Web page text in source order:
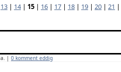
13 | 14| 15 | 16 | 17 | 18 | 19 | 20 | 21 |
| 0 komment eddig